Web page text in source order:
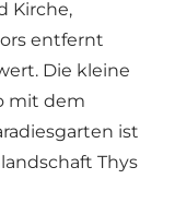
Kirche,
entfernt
Die kleine
mit dem
ist
Thys